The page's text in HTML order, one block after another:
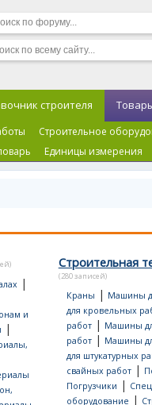
строителя
Строительное
Единицы измерения
|
и
|
Строительная
(280 записей)
Краны | Машины
для кровельных
работ| Машины
работ| Машины
для штукатурных
свайных работ|
Погрузчики |
оборудование |